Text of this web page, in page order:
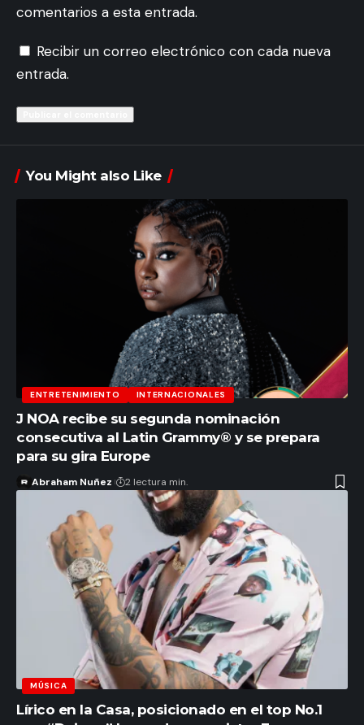
comentarios a esta entrada.
Recibir un correo electrónico con cada nueva
entrada.
You Might also Like
ENTRETENIMIENTO INTERNACIONALES
J NOA recibe su segunda nominación
consecutiva al Latin Grammy® y se prepara
para su gira Europe
Abraham Nuñez 2 lectura min.
MÚSICA
Lírico en la Casa, posicionado en el top No.1